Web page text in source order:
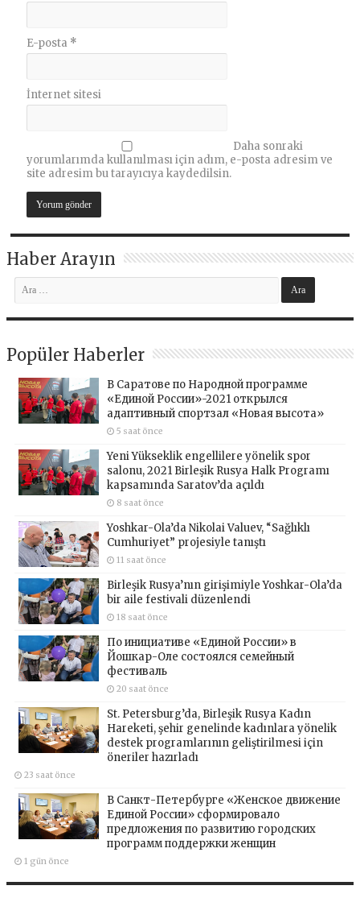
E-posta *
İnternet sitesi
Daha sonraki
yorumlarımda kullanılması için adım, e-posta adresim ve
site adresim bu tarayıcıya kaydedilsin.
Haber Arayın
Popüler Haberler
В Саратове по Народной программе
«Единой России»-2021 открылся
адаптивный спортзал «Новая высота»
5 saat önce
Yeni Yükseklik engellilere yönelik spor
salonu, 2021 Birleşik Rusya Halk Programı
kapsamında Saratov’da açıldı
8 saat önce
Yoshkar-Ola’da Nikolai Valuev, “Sağlıklı
Cumhuriyet” projesiyle tanıştı
11 saat önce
Birleşik Rusya’nın girişimiyle Yoshkar-Ola’da
bir aile festivali düzenlendi
18 saat önce
По инициативе «Единой России» в
Йошкар-Оле состоялся семейный
фестиваль
20 saat önce
St. Petersburg’da, Birleşik Rusya Kadın
Hareketi, şehir genelinde kadınlara yönelik
destek programlarının geliştirilmesi için
öneriler hazırladı
23 saat önce
В Санкт-Петербурге «Женское движение
Единой России» сформировало
предложения по развитию городских
программ поддержки женщин
1 gün önce